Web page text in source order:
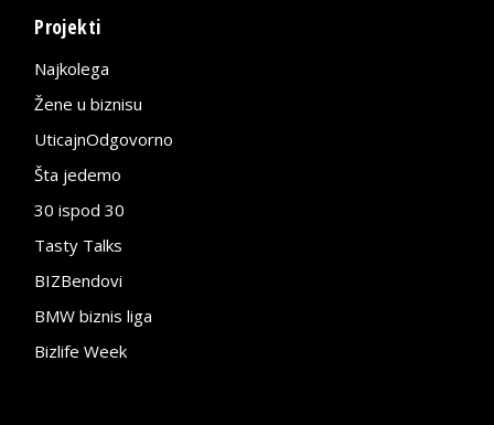
Projekti
Najkolega
Žene u biznisu
UticajnOdgovorno
Šta jedemo
30 ispod 30
Tasty Talks
BIZBendovi
BMW biznis liga
Bizlife Week